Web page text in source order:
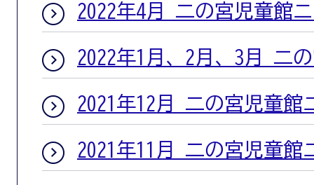
2022年4月 二の宮児童館
2022年1月、2月、3月 二
2021年12月 二の宮児童館
2021年11月 二の宮児童館